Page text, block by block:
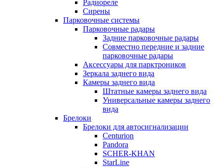
Радиореле
Сирены
Парковочные системы
Парковочные радары
Задние парковочные радары
Совместно передние и задние
парковочные радары
Аксессуары для парктроников
Зеркала заднего вида
Камеры заднего вида
Штатные камеры заднего вида
Универсальные камеры заднего
вида
Брелоки
Брелоки для автосигнализации
Centurion
Pandora
SCHER-KHAN
StarLine